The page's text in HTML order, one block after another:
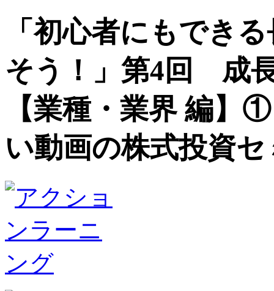
「初心者にもでき
そう！」第4回 成
【業種・業界 編】
い動画の株式投資